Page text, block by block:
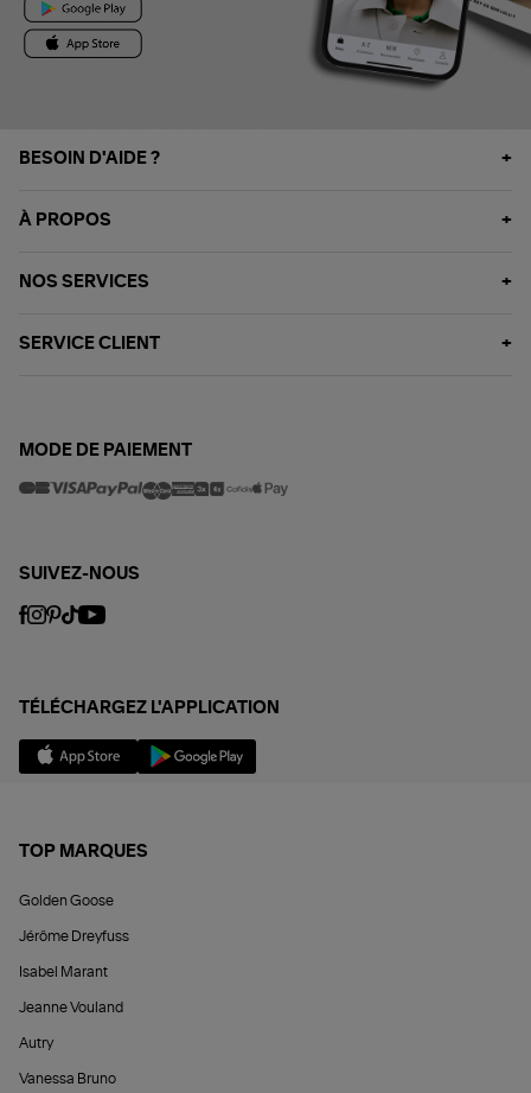
BESOIN D'AIDE ?
À PROPOS
NOS SERVICES
SERVICE CLIENT
MODE DE PAIEMENT
SUIVEZ-NOUS
TÉLÉCHARGEZ L'APPLICATION
TOP MARQUES
Golden Goose
Jérôme Dreyfuss
Isabel Marant
Jeanne Vouland
Autry
Vanessa Bruno